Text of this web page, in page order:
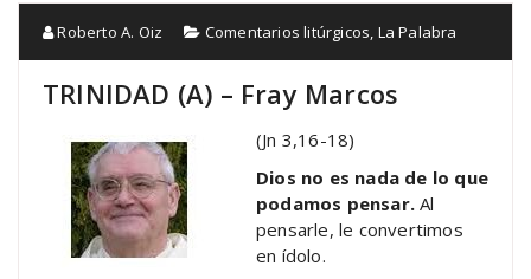
Roberto A. Oiz Comentarios litúrgicos, La Palabra
TRINIDAD (A) – Fray Marcos
(Jn 3,16-18)
Dios no es nada de lo que
podamos pensar. Al
pensarle, le convertimos
en ídolo.